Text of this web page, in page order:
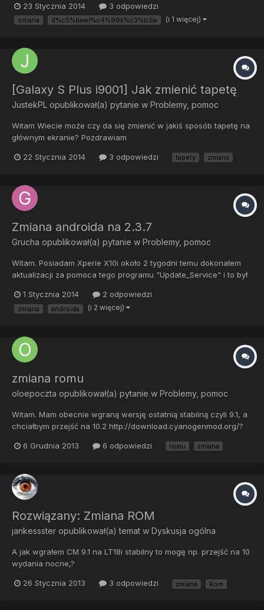
pamięci, wrzuciłem tam utwory, ale to nic nie pomaga.
Powiedzcie jak można je zmienić żeby działały. Pozdrawiam
23 Stycznia 2014 3 odpowiedzi
zmiana d%c5%bawi%c4%99k%c3%b3w (i 1 więcej)
[Galaxy S Plus i9001] Jak zmienić tapetę
JustekPL opublikował(a) pytanie w Problemy, pomoc
Witam Wiecie może czy da się zmienić w jakiś sposób tapetę na
głównym ekranie? Pozdrawiam
22 Stycznia 2014 3 odpowiedzi tapety zmiana
Zmiana androida na 2.3.7
Grucha opublikował(a) pytanie w Problemy, pomoc
Witam. Posiadam Xperie X10i około 2 tygodni temu dokonałem
aktualizacji za pomoca tego programu "Update_Service" i to był
zrobilem kopi zapasowej :/ i teraz chciałbym wgrać go jeszcze
raz gdyż według mnie jest on o wiele lepszy od 2.3.3. Po...
1 Stycznia 2014 2 odpowiedzi
zmiana androida (i 2 więcej)
zmiana romu
oloepoczta opublikował(a) pytanie w Problemy, pomoc
Witam. Mam obecnie wgraną wersję ostatnią stabilną czyli 9.1, a
chciałbym przejść na 10.2 http://download.cyanogenmod.org/?
przez recovery po uprzednim flashowaniu kernela już z 10.2, czy
6 Grudnia 2013 6 odpowiedzi romu zmiana
Rozwiązany: Zmiana ROM
jankessster opublikował(a) temat w Dyskusja ogólna
A jak wgrałem CM 9.1 na LT18i stabilny to mogę np. przejść na 10
wydania nocne,?
26 Stycznia 2013 3 odpowiedzi zmiana Rom